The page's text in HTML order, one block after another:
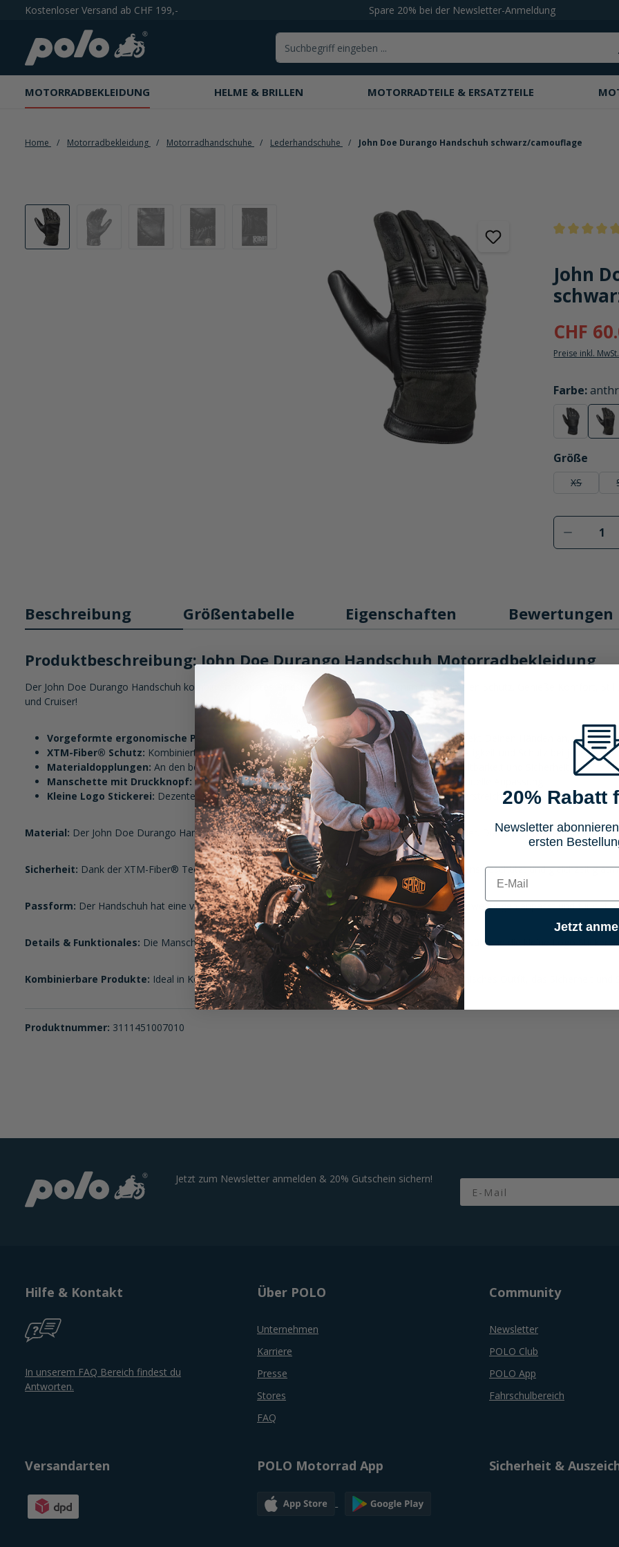
Zur Hauptnavigation springen
Kostenloser Versand ab CHF 199,- Spare 20% bei der Newsletter-Anmeldung
MOTORRADBEKLEIDUNG HELME & BRILLEN MOTORRADTEILE & ERSATZTEILE
Home Motorradbekleidung Motorradhandschuhe Lederhandschuhe John Doe Durango Handschuh schwarz/camouflage
Bildergalerie überspringen
John
CHF
Preise inkl.
Farbe
auswählen
:
schwarz
(Diese
Größe
auswählen
XS
Produkt
Beschreibung Größentabelle Eigenschaften Bewertungen
Produktbeschreibung: John Doe Durango Handschuh Motorradbekleidung
Der John Doe Durango Handschuh kombiniert robustes Rindsleder mit stilvollem Denim für optimalen Schutz. Genieße Komfort,
und Cruiser!
Vorgeformte ergonomische Passform:Der John Doe Durango Handschuh passt sich perfekt Deinen Händen an, was
XTM-Fiber® Schutz: Kombiniert Aramid- und Coolmax®-Fasern für herausragende Abriebfestigkeit und Schutz bei jedem
Materialdopplungen: An den besonders beanspruchten Stellen sorgen sie für zusätzliche Haltbarkeit und Sicherheit.
Manschette mit Druckknopf: Sicherer Sitz durch die verstellbare Manschette für eine individuelle Anpassung.
Kleine Logo Stickerei: Dezente Details verleihen dem Handschuh einen edlen Look und unterstreichen das stilvolle Design.
Material: Der John Doe Durango Handschuh besteht aus hochwertigem 1-1.1mm dickem Rindsleder. Die Strech-Denim-Einsätze
Sicherheit: Dank der XTM-Fiber® Technologie aus Aramid und Coolmax® sind Deine Hände bestens geschützt und gleichzeitig
Passform: Der Handschuh hat eine vorgeformte ergonomische Passform, die sich ideal Deinen Bewegungen anpasst und für
Details & Funktionales: Die Manschette mit Druckknopf ermöglicht eine individuelle Anpassung, während die kleine Logo
Kombinierbare Produkte: Ideal in Kombination mit der John Doe Jacke oder Jeans für ein harmonisches Outfit, das Sicherheit und
Produktnummer: 3111451007010
Jetzt zum Newsletter anmelden & 20% Gutschein sichern! Email
Hilfe & Kontakt
In unserem FAQ Bereich findest du
Antworten.
Über POLO
Unternehmen
Karriere
Presse
Stores
FAQ
Community
Newsletter
POLO Club
POLO App
Fahrschulbereich
Versandarten POLO Motorrad App Sicherheit &
20% Rabatt
Newsletter
ersten
E-mail
Jetzt